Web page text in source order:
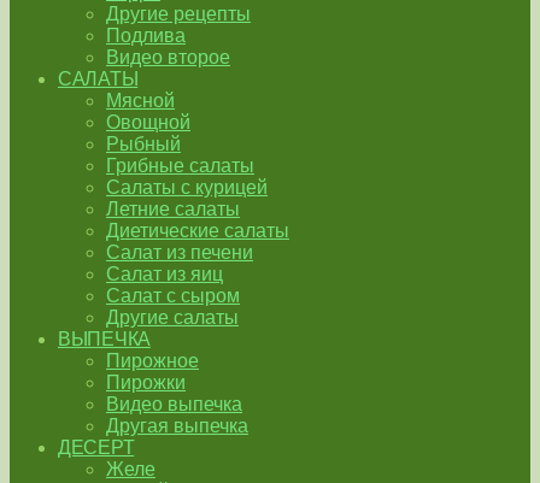
Другие рецепты
Подлива
Видео второе
САЛАТЫ
Мясной
Овощной
Рыбный
Грибные салаты
Салаты с курицей
Летние салаты
Диетические салаты
Салат из печени
Салат из яиц
Салат с сыром
Другие салаты
ВЫПЕЧКА
Пирожное
Пирожки
Видео выпечка
Другая выпечка
ДЕСЕРТ
Желе